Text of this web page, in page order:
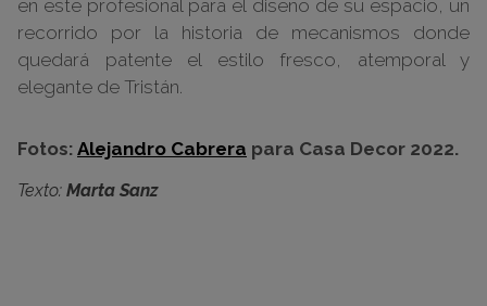
en este profesional para el diseño de su espacio, un
recorrido por la historia de mecanismos donde
quedará patente el estilo fresco, atemporal y
elegante de Tristán.
Fotos: Alejandro Cabrera para Casa Decor 2022.
Texto: Marta Sanz